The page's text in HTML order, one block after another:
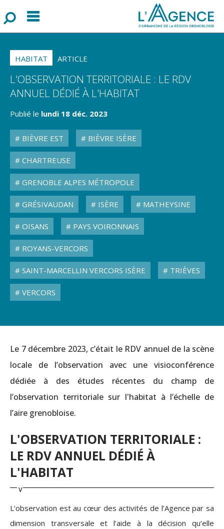
Menu
HABITAT ARTICLE
L'OBSERVATION TERRITORIALE : LE RDV
ANNUEL DÉDIÉ À L'HABITAT
Publié le lundi 18 déc. 2023
BIÈVRE EST BIÈVRE ISÈRE
CHARTREUSE
GRENOBLE ALPES MÉTROPOLE
GRÉSIVAUDAN ISÈRE MATHEYSINE
OISANS PAYS VOIRONNAIS
ROYANS-VERCORS
SAINT-MARCELLIN VERCORS ISÈRE TRIÈVES
VERCORS
Le 7 décembre 2023, c’était le RDV annuel de la scène
locale de l’observation avec une visioconférence
dédiée à des études récentes du champ de
l’observation territoriale sur l'habitat à l’échelle de
l’aire grenobloise.
L'OBSERVATION TERRITORIALE :
LE RDV ANNUEL DÉDIÉ À
L'HABITAT
L’observation est au cœur des activités de l’Agence par sa
dimension transversale et l’aide à la décision qu’elle